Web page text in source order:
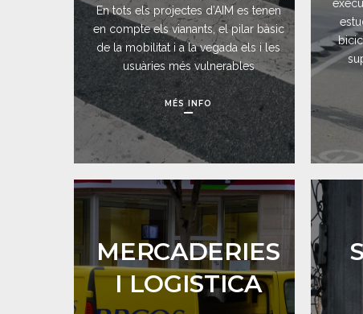
En tots els projectes d’AIM es tenen
en compte els vianants, el pilar bàsic
de la mobilitat i a la vegada els i les
usuàries més vulnerables
MÉS INFO
MERCADERIES
I LOGISTICA